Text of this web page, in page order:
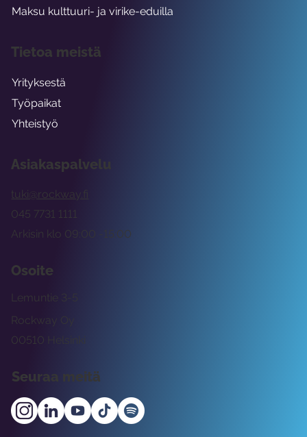
Asiakaspalvelu
tuki@rockway.fi
Arkisin klo 09:00 -15:00
045 7731 1111
Osoite
Rockway Oy
Lemuntie 3-5
00510 Helsinki
Seuraa meitä
Maksu kulttuuri- ja virike-eduilla
Tietoa meistä
Yrityksestä
Työpaikat
Yhteistyö